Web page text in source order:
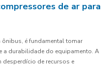
de ar para
é fundamental tomar
a durabilidade do equipamento. A
de recursos e